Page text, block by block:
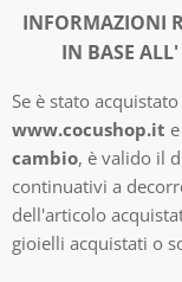
INFORMAZIONI
IN BASE
Se è stato
www.cocushop.it
cambio, è valido il
continuativi a
dell'articolo
gioielli acquistati o